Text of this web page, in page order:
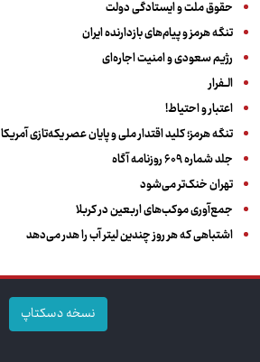
حقوق ملت و ایستادگی دولت
تنگه هرمز و پیام‌های بازدارنده ایران
رژیم سعودی و امنیت اجاره‌ای
الــفرار
اعتبار و احتیاط!
تنگه هرمز؛ کلید اقتدار ملی و پایان عصر یکه‌تازی آمریکا
جلد شماره ۶۰۹ روزنامه آگاه
تهران خنک‌تر می‌شود
جمع‌آوری موکب‌های اربعین در کربلا
اشتباهی که هر روز چندین لیتر آب را هدر می‌دهد
نسخه دسکتاپ